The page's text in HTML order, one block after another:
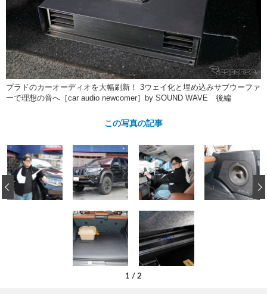
鈑金・塗装
ヘッドライト磨き
フィルム・ラッピング
小キズ直し 防錆
特集記事
ストップ 不具合修理＆粗悪修理
カーメーカー「旧車」関連プロジェ
クト
コラム
ショップ紹介
ショップレポート プロショップ検索
レストア
カーメーカー「旧車」関連プロジ
ェクト
コラム
イベント
プラドのカーオーディオを大幅刷新！ 3ウェイ化と埋め込みサブウーファ
ーで理想の音へ［car audio newcomer］by SOUND WAVE 後編
この写真の記事
1 / 2
‹